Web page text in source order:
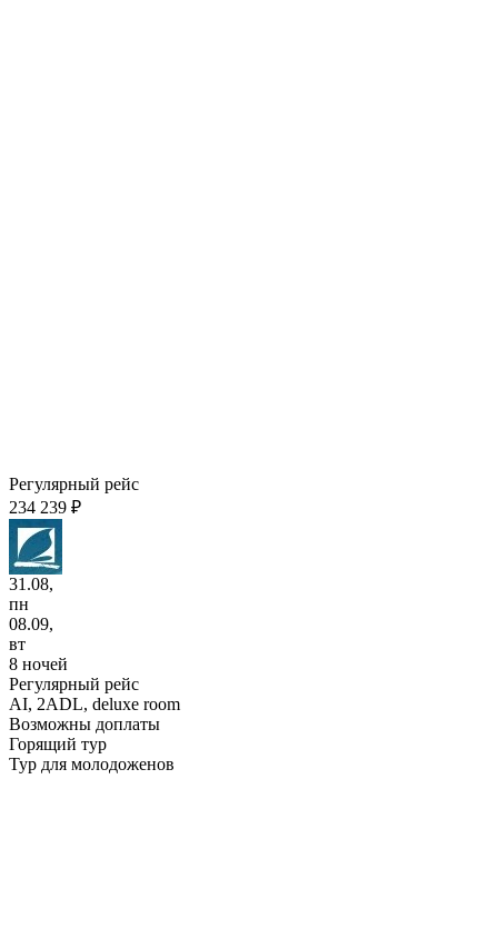
Регулярный рейс
234 239 ₽
31.08,
пн
08.09,
вт
8 ночей
Регулярный рейс
AI, 2ADL, deluxe room
Возможны доплаты
Горящий тур
Тур для молодоженов